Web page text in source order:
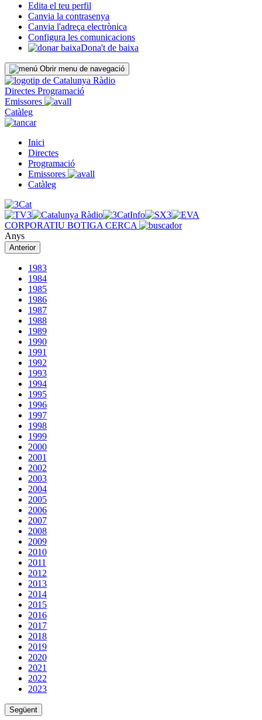
Edita el teu perfil
Canvia la contrasenya
Canvia l'adreça electrònica
Configura les comunicacions
Dona't de baixa
Obrir menu de navegació
Directes Programació
Emissores
Catàleg
Inici
Directes
Programació
Emissores
Catàleg
CORPORATIU BOTIGA CERCA
Anys
Anterior
1983
1984
1985
1986
1987
1988
1989
1990
1991
1992
1993
1994
1995
1996
1997
1998
1999
2000
2001
2002
2003
2004
2005
2006
2007
2008
2009
2010
2011
2012
2013
2014
2015
2016
2017
2018
2019
2020
2021
2022
2023
Següent